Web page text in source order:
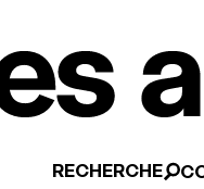
RECHERCHE